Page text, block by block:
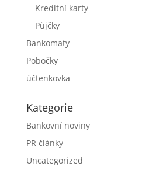
Kreditní karty
Půjčky
Bankomaty
Pobočky
účtenkovka
Kategorie
Bankovní noviny
PR články
Uncategorized